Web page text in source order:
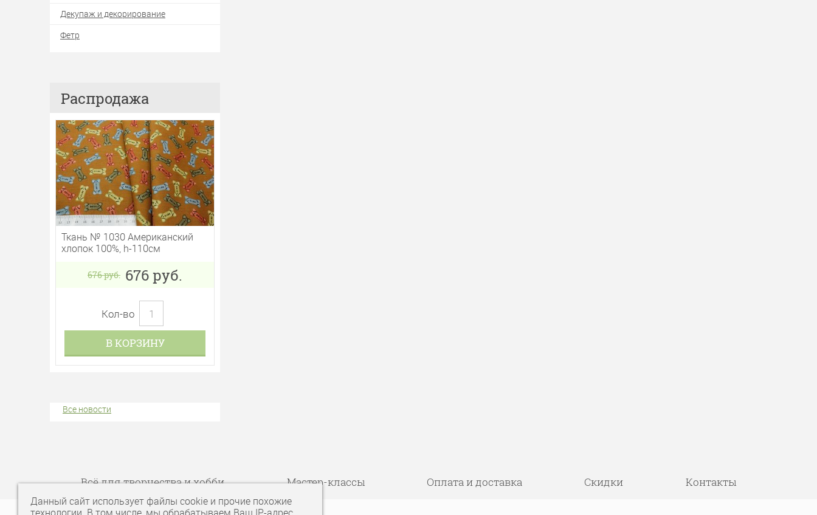
Декупаж и декорирование
Фетр
Распродажа
Ткань № 1030 Американский
хлопок 100%, h-110см
676руб. 676руб.
Кол-во
В КОРЗИНУ
Все новости
Всё для творчества и хобби Мастер-классы Оплата и доставка Скидки Контакты
Данный сайт использует файлы cookie и прочие похожие